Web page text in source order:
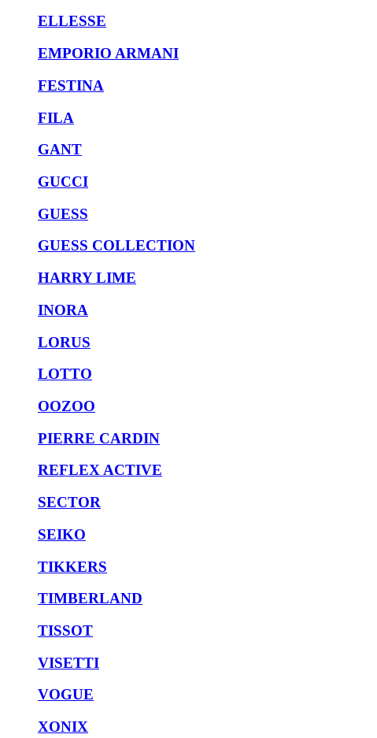
ELLESSE
EMPORIO ARMANI
FESTINA
FILA
GANT
GUCCI
GUESS
GUESS COLLECTION
HARRY LIME
INORA
LORUS
LOTTO
OOZOO
PIERRE CARDIN
REFLEX ACTIVE
SECTOR
SEIKO
TIKKERS
TIMBERLAND
TISSOT
VISETTI
VOGUE
XONIX